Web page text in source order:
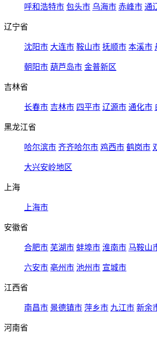
呼和浩特市 包头市 乌海市 赤峰市 通
辽宁省
沈阳市 大连市 鞍山市 抚顺市 本溪市
朝阳市 葫芦岛市 金普新区
吉林省
长春市 吉林市 四平市 辽源市 通化市
黑龙江省
哈尔滨市 齐齐哈尔市 鸡西市 鹤岗市
大兴安岭地区
上海
上海市
安徽省
合肥市 芜湖市 蚌埠市 淮南市 马鞍山
六安市 亳州市 池州市 宣城市
江西省
南昌市 景德镇市 萍乡市 九江市 新余
河南省